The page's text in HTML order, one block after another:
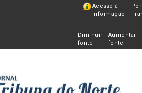
Pular
para
Acesso à
Informação
−
Diminuir
fonte
+
Aumentar
fonte